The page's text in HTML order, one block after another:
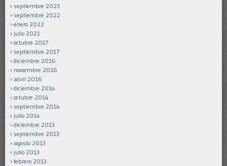
septiembre 2023
septiembre 2022
enero 2022
julio 2021
octubre 2017
septiembre 2017
diciembre 2016
noviembre 2016
abril 2016
diciembre 2014
octubre 2014
septiembre 2014
julio 2014
diciembre 2013
septiembre 2013
agosto 2013
julio 2013
febrero 2013